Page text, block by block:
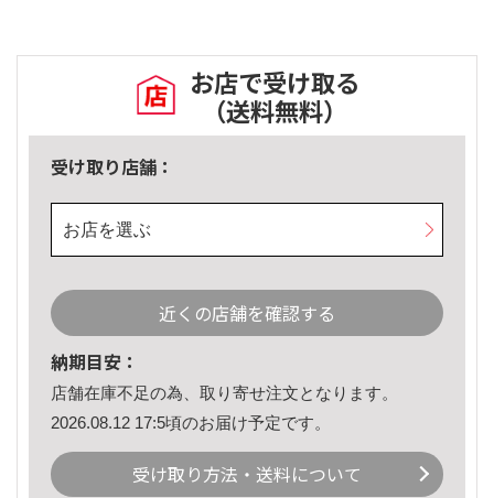
お店で受け取る
（送料無料）
受け取り店舗：
お店を選ぶ
近くの店舗を確認する
納期目安：
店舗在庫不足の為、取り寄せ注文となります。
2026.08.12 17:5頃のお届け予定です。
受け取り方法・送料について